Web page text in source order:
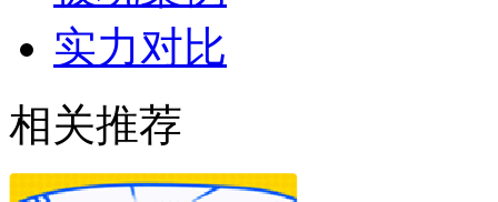
实力对比
相关推荐